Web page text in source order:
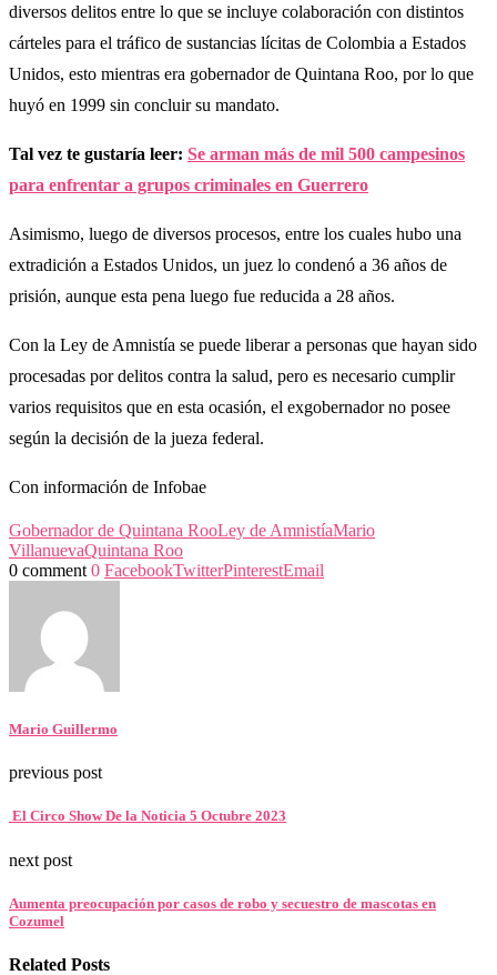
diversos delitos entre lo que se incluye colaboración con distintos
cárteles para el tráfico de sustancias lícitas de Colombia a Estados
Unidos, esto mientras era gobernador de Quintana Roo, por lo que
huyó en 1999 sin concluir su mandato.
Tal vez te gustaría leer: Se arman más de mil 500 campesinos
para enfrentar a grupos criminales en Guerrero
Asimismo, luego de diversos procesos, entre los cuales hubo una
extradición a Estados Unidos, un juez lo condenó a 36 años de
prisión, aunque esta pena luego fue reducida a 28 años.
Con la Ley de Amnistía se puede liberar a personas que hayan sido
procesadas por delitos contra la salud, pero es necesario cumplir
varios requisitos que en esta ocasión, el exgobernador no posee
según la decisión de la jueza federal.
Con información de Infobae
Gobernador de Quintana RooLey de AmnistíaMario
VillanuevaQuintana Roo
0 comment 0 FacebookTwitterPinterestEmail
Mario Guillermo
previous post
El Circo Show De la Noticia 5 Octubre 2023
next post
Aumenta preocupación por casos de robo y secuestro de mascotas en
Cozumel
Related Posts